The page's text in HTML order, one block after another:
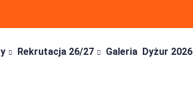
Rekrutacja 26/27 Galeria Dyżur 2026